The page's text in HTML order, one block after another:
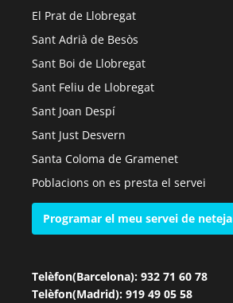
El Prat de Llobregat
Sant Adrià de Besòs
Sant Boi de Llobregat
Sant Feliu de Llobregat
Sant Joan Despí
Sant Just Desvern
Santa Coloma de Gramenet
Poblacions on es presta el servei
Programar el meu servei de neteja
Telèfon(Barcelona): 932 71 60 78
Telèfon(Madrid): 919 49 05 58